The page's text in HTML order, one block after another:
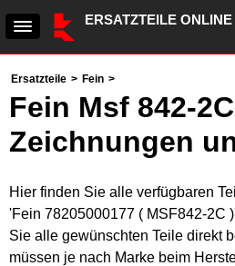
ERSATZTEILE ONLINE
Ersatzteile > Fein >
Fein Msf 842-2C
Zeichnungen
Hier finden Sie alle verfügbaren
'Fein 78205000177 ( MSF842-2C
Sie alle gewünschten Teile direkt
müssen je nach Marke beim